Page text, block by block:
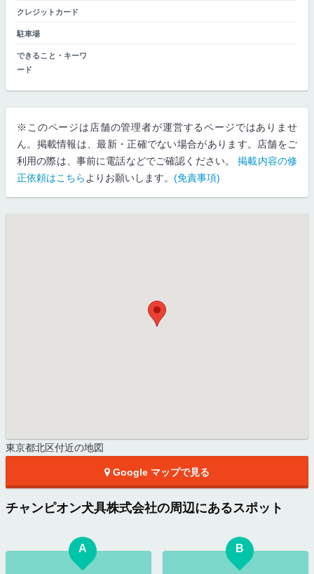
クレジットカード
駐車場
できること・キーワ
ード
※このページは店舗の管理者が運営するページではありませ
ん。掲載情報は、最新・正確でない場合があります。店舗をご
利用の際は、事前に電話などでご確認ください。掲載内容の修
正依頼はこちら よりお願いします。 (免責事項)
東京都北区付近の地図
Google マップで見る
チャンピオン犬具株式会社の周辺にあるスポット
A B